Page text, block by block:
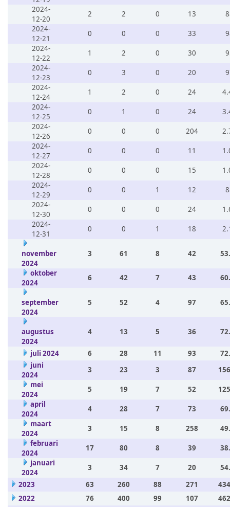
2024-
12-20
2 2 0 13
2024-
12-21
0 0 0 33
2024-
12-22
1 2 0 30
2024-
12-23
0 3 0 20
2024-
12-24
1 2 0 24
2024-
12-25
0 1 0 24
2024-
12-26
0 0 0 204
2024-
12-27
0 0 0 11
2024-
12-28
0 0 0 15
2024-
12-29
0 0 1 12
2024-
12-30
0 0 0 24
2024-
12-31
0 0 1 18
november
2024
3 61 8 42
oktober
2024
6 42 7 43
september
2024
5 52 4 97
augustus
2024
4 13 5 36
juli 2024 6 28 11 93
juni
2024
3 23 3 87
mei
2024
5 19 7 52
april
2024
4 28 7 73
maart
2024
3 15 8 258
februari
2024
17 80 8 39
januari
2024
3 34 7 20
2023
63 260 88 271
2022
76 400 99 107